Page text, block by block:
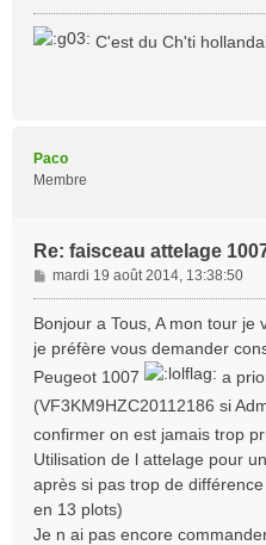
e
s
C'est du Ch'ti
Paco
Membre
Re: faisceau attelage
M
e
s
a
g
e
mardi 19 août 2014, 13:38:50
Bonjour a Tous, A mon tour
je préfère vous demander
Peugeot 1007
a
(VF3KM9HZC20112186 si
confirmer on est jamais trop
Utilisation de l attelage pour
après si pas trop de
en 13 plots)
Je n ai pas encore